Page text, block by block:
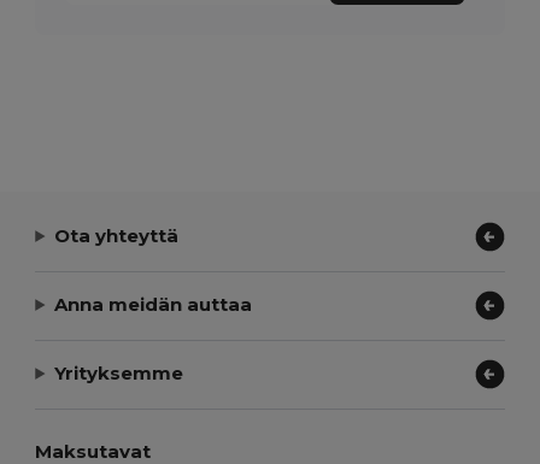
Ota yhteyttä
Anna meidän auttaa
Yrityksemme
Maksutavat